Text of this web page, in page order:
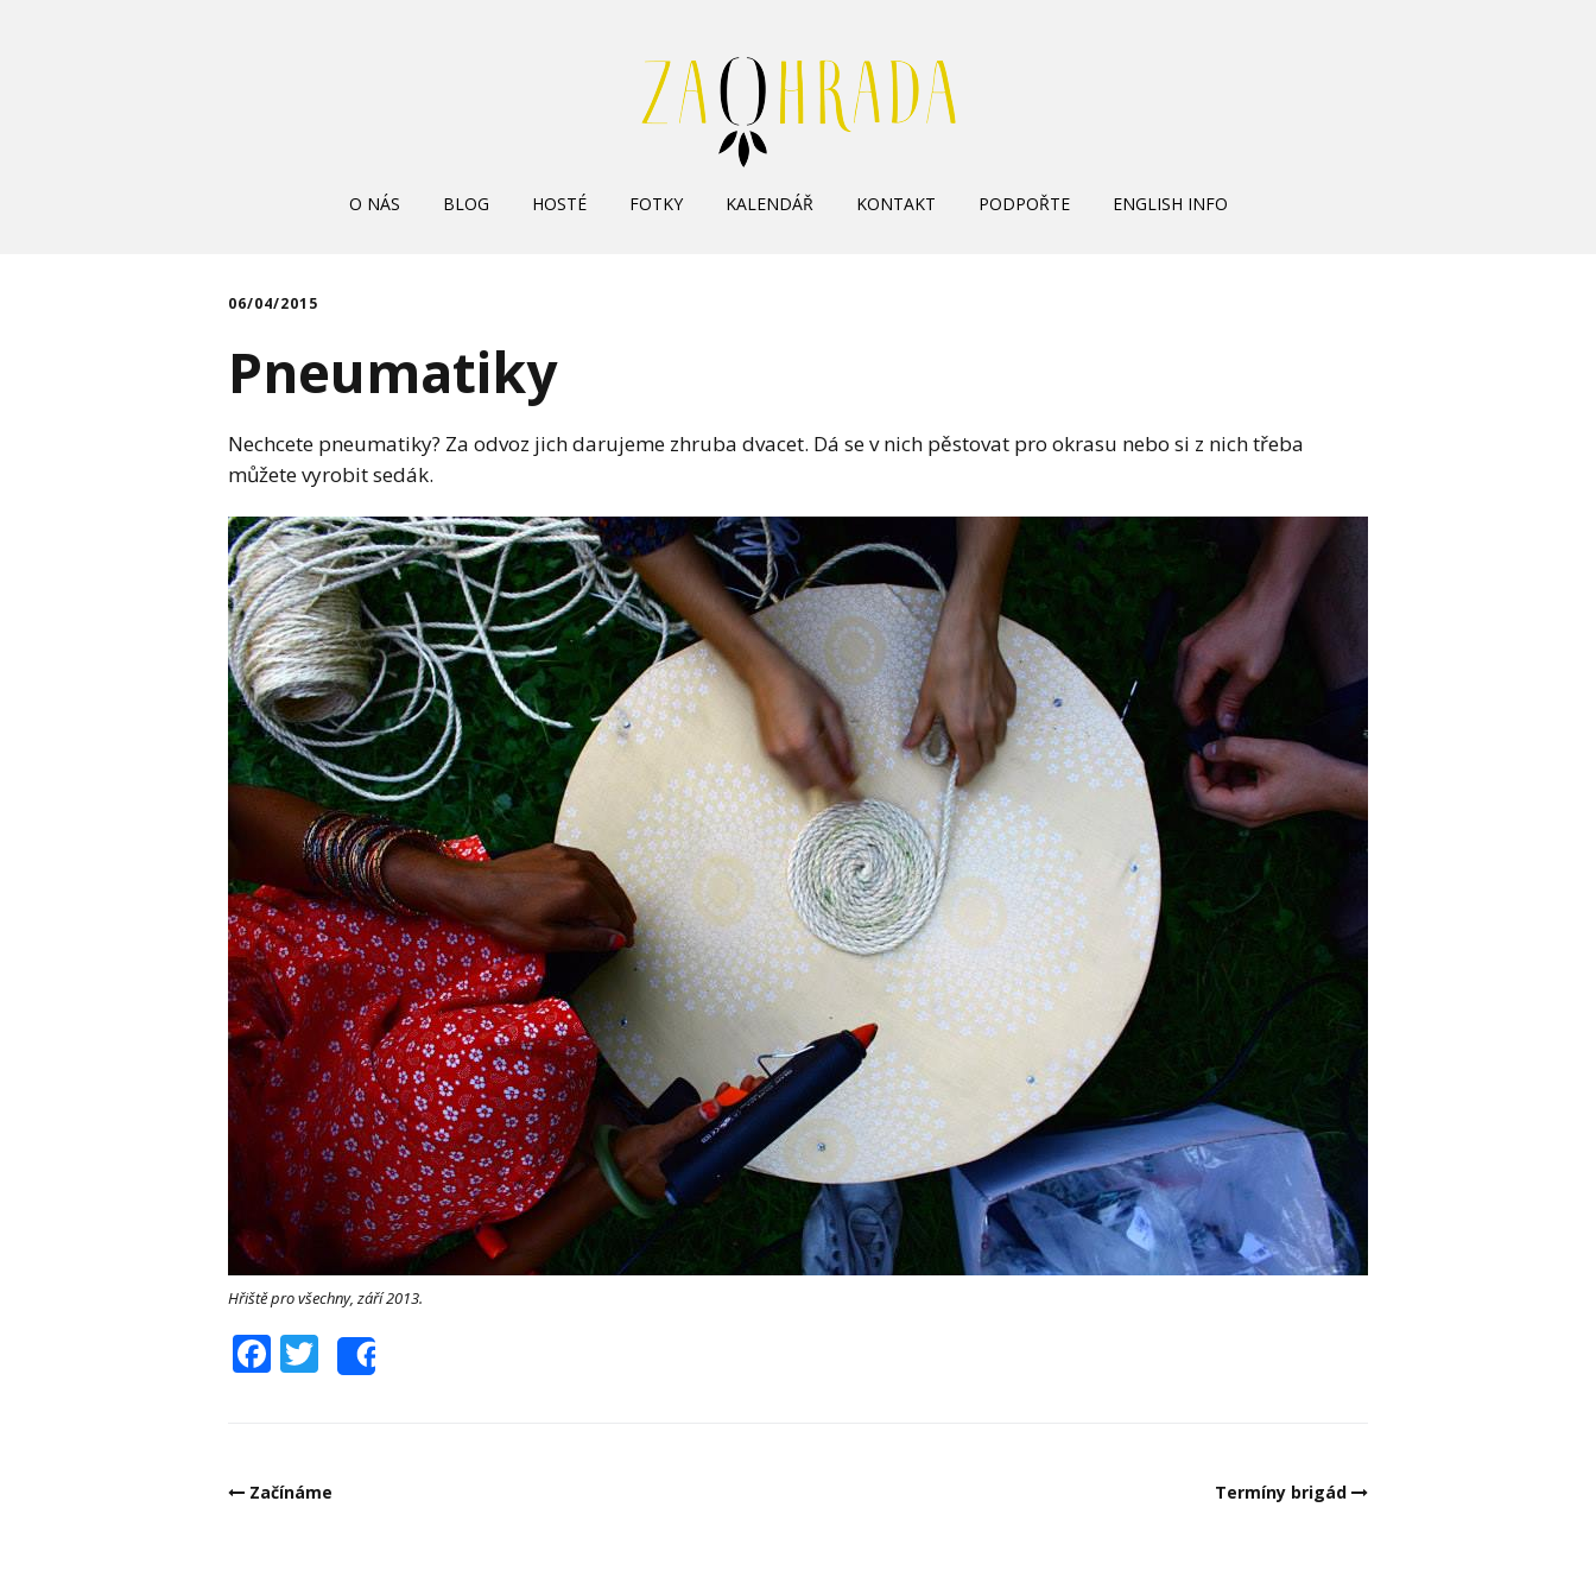
Skip
O NÁS BLOG HOSTÉ FOTKY KALENDÁŘ KONTAKT PODPOŘTE ENGLISH INFO
06/04/2015
Pneumatiky
Nechcete pneumatiky? Za odvoz jich darujeme zhruba dvacet. Dá se v nich pěstovat pro okrasu nebo si z nich třeba
můžete vyrobit sedák.
Hřiště pro všechny, září 2013.
Facebook
Twitter
PostZačínáme Termíny brigád